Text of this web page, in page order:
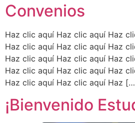
Convenios
Haz clic aquí Haz clic aquí Haz
Haz clic aquí Haz clic aquí Haz
Haz clic aquí Haz clic aquí Haz
Haz clic aquí Haz clic aquí Haz
Haz clic aquí Haz clic aquí Haz
¡Bienvenido